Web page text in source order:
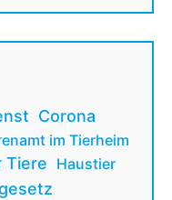
Corona
im Tierheim
Tiere
Haustier